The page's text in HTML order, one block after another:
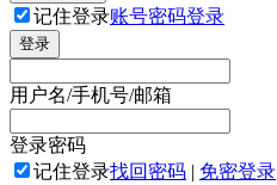
记住登录账号密码登录
登录
用户名/手机号/邮箱
登录密码
记住登录找回密码 | 免密登录